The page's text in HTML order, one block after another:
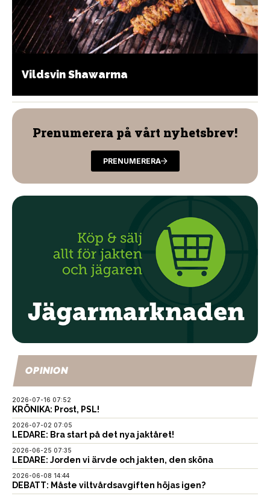
Vildsvin Shawarma
Prenumerera på vårt nyhetsbrev!
PRENUMERERA
OPINION
2026-07-16 07:52
KRÖNIKA: Prost, PSL!
2026-07-02 07:05
LEDARE: Bra start på det nya jaktåret!
2026-06-25 07:35
LEDARE: Jorden vi ärvde och jakten, den sköna
2026-06-08 14:44
DEBATT: Måste viltvårdsavgiften höjas igen?